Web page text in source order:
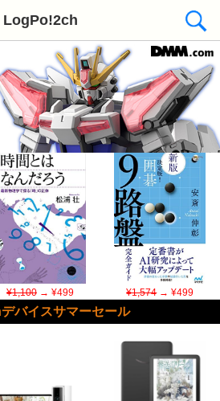
LogPo!2ch
セール ◆本日50冊が対象
¥1,100→ ¥499 ¥1,574→ ¥499
バイスサマーセール